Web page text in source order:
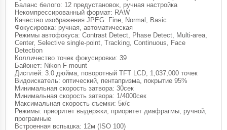
Баланс белого: 12 предустановок, ручная настройка
Некомпрессированный формат: RAW
Качество изображения JPEG: Fine, Normal, Basic
Фокусировка: ручная, автоматическая
Режимы автофокуса: Contrast Detect, Phase Detect, Multi-area,
Center, Selective single-point, Tracking, Continuous, Face
Detection
Колличество точек фокусировки: 39
Байонет: Nikon F mount
Дисплей: 3.0 дюйма, поворотный TFT LCD, 1,037,000 точек
Видоискатель: оптический, пентапризма, покрытие 95%
Минимальная скорость затвора: 30сек
Минимальная скорость затвора: 1/4000сек
Максимальная скорость съемки: 5к/с
Режимы: приоритет выдержки, приоритет диафрагмы, ручной,
програмные
Встроенная вспышка: 12м (ISO 100)